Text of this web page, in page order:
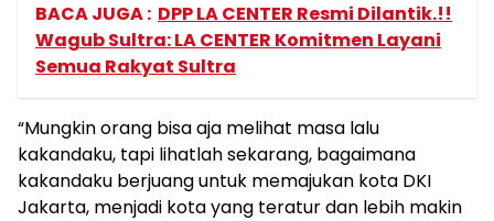
BACA JUGA : DPP LA CENTER Resmi Dilantik.!!
Wagub Sultra: LA CENTER Komitmen Layani
Semua Rakyat Sultra
“Mungkin orang bisa aja melihat masa lalu
kakandaku, tapi lihatlah sekarang, bagaimana
kakandaku berjuang untuk memajukan kota DKI
Jakarta, menjadi kota yang teratur dan lebih makin